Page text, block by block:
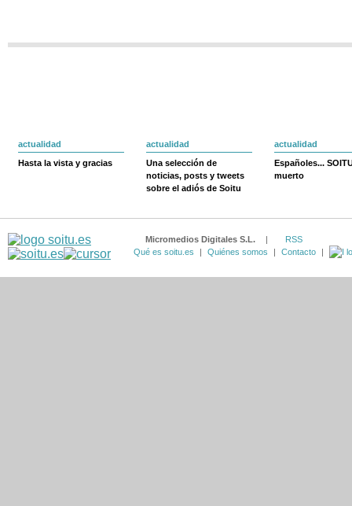
actualidad
Hasta la vista y gracias
actualidad
Una selección de
noticias, posts y tweets
sobre el adiós de Soitu
actualidad
Españoles...
muerto
Micromedios Digitales S.L. |
RSS
Qué es soitu.es
| Quiénes somos | Contacto |